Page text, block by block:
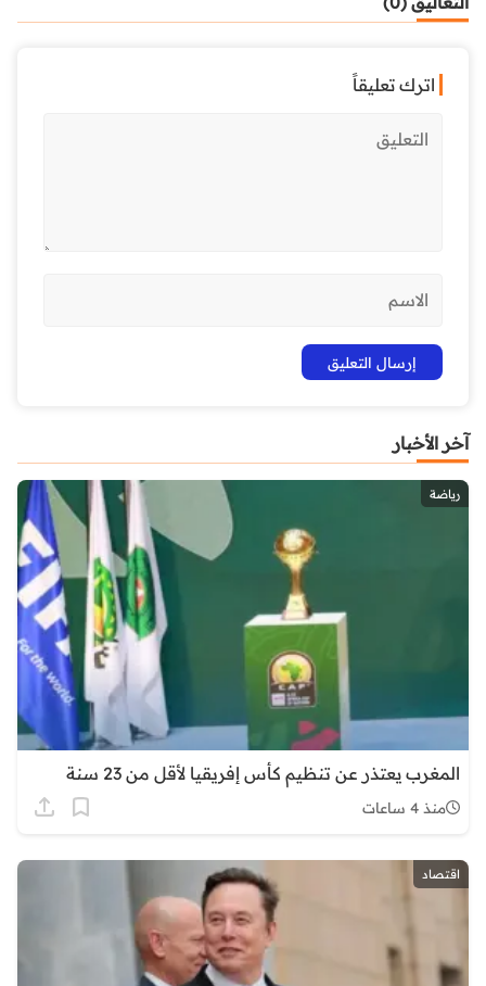
اترك تعليقاً
آخر الأخبار
رياضة
المغرب يعتذر عن تنظيم كأس إفريقيا لأقل من 23 سنة
منذ 4 ساعات
اقتصاد